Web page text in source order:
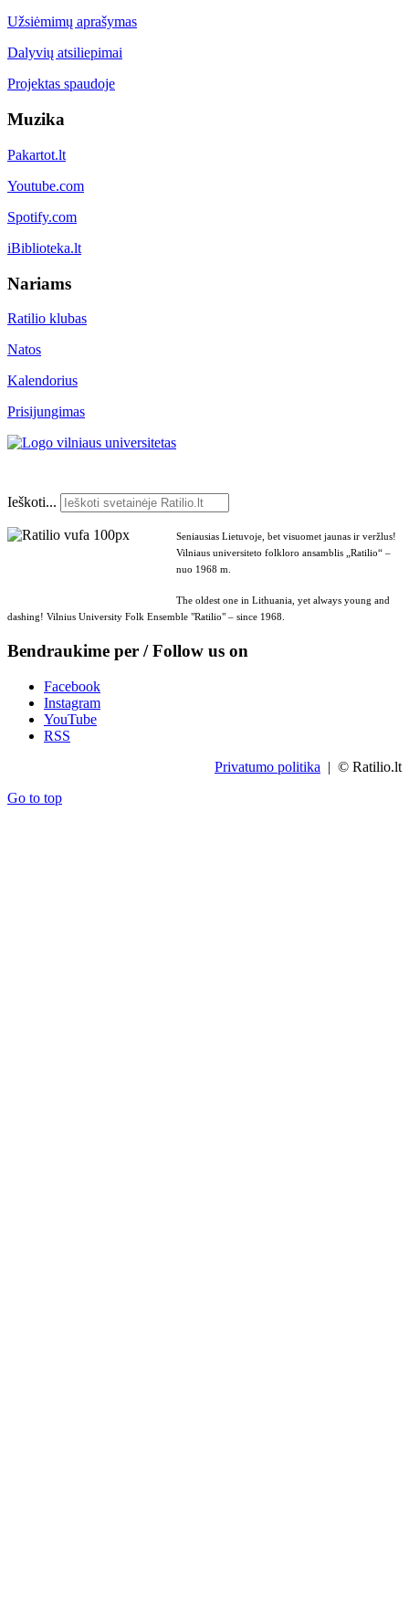
Užsiėmimų aprašymas
Dalyvių atsiliepimai
Projektas spaudoje
Muzika
Pakartot.lt
Youtube.com
Spotify.com
iBiblioteka.lt
Nariams
Ratilio klubas
Natos
Kalendorius
Prisijungimas
Ieškoti...
Seniausias Lietuvoje, bet visuomet jaunas ir veržlus!
Vilniaus universiteto folkloro ansamblis „Ratilio“ –
nuo 1968 m.
The oldest one in Lithuania, yet always young and
dashing! Vilnius University Folk Ensemble "Ratilio" – since 1968.
Bendraukime per / Follow us on
Facebook
Instagram
YouTube
RSS
Privatumo politika | © Ratilio.lt
Go to top